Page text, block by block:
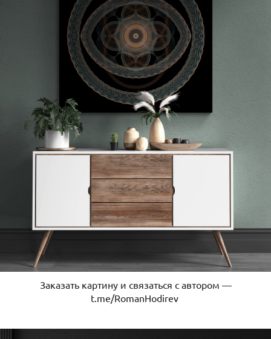
Заказать картину и связаться с автором —
t.me/RomanHodirev